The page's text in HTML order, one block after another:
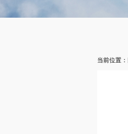
当前位置：